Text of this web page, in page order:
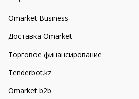
Omarket Business
Доставка Omarket
Торговое финансирование
Tenderbot.kz
Omarket b2b